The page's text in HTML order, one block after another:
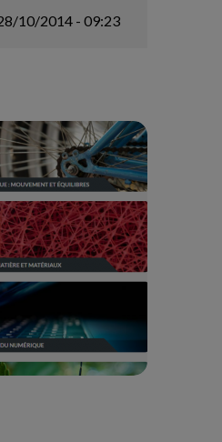
10/2014 - 09:23